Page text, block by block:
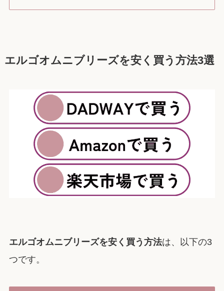
エルゴオムニブリーズを安く買う方法3選
エルゴオムニブリーズを安く買う方法は、以下の3
つです。